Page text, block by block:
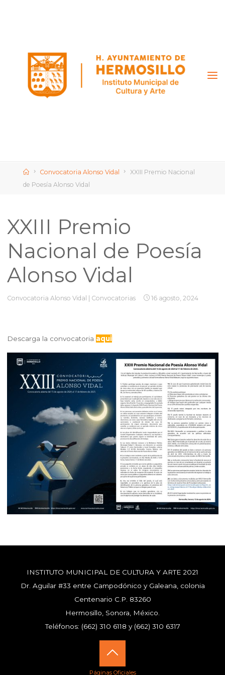
InicioConvocatoria Alonso Vidal
XXIII Premio Nacional
de Poesía Alonso Vidal
XXIII Premio
Nacional de Poesía
Alonso Vidal
Convocatoria Alonso Vidal Convocatorias 16 agosto, 2024
Descarga la convocatoria aqui
INSTITUTO MUNICIPAL DE CULTURA Y ARTE 2021
Dr. Aguilar #33 entre Campodónico y Galeana, colonia
Centenario C.P. 83260
Hermosillo, Sonora, México.
Teléfonos: (662) 310 6118 y (662) 310 6317
Páginas Oficiales
Volver